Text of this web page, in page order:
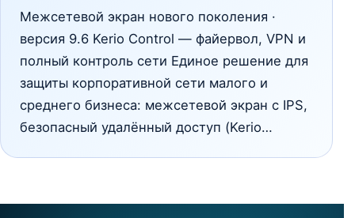
Межсетевой экран нового поколения ·
версия 9.6 Kerio Control — файервол, VPN и
полный контроль сети Единое решение для
защиты корпоративной сети малого и
среднего бизнеса: межсетевой экран с IPS,
безопасный удалённый доступ (Kerio…